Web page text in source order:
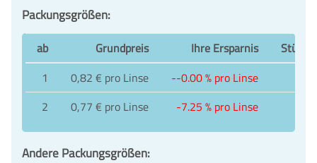
Packungsgrößen:
ab Grundpreis Ihre Ersparnis
1
0,82 € pro Linse
--0.00 % pro Linse
2
0,77 € pro Linse -7.25 % pro Linse
Andere Packungsgrößen: